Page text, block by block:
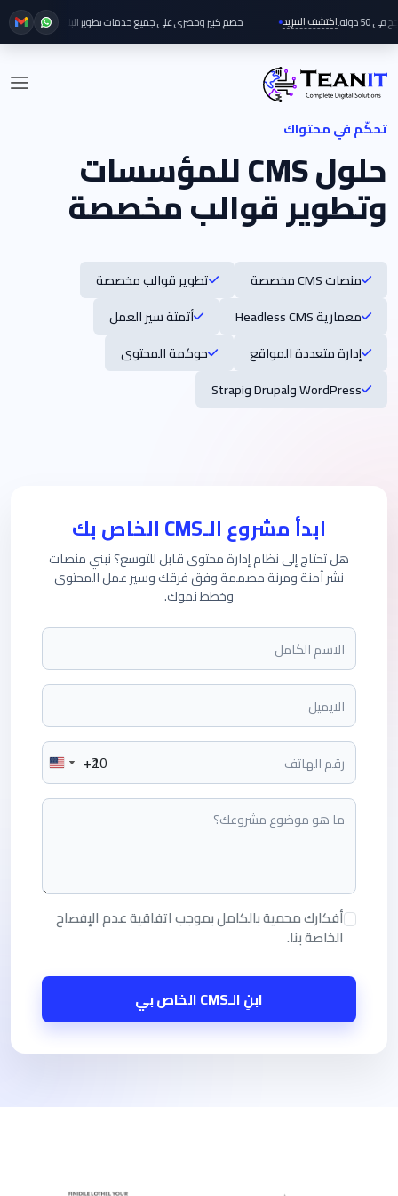
اكتشف المزيد خصم كبير وحصري على جميع خدمات تطوير البلوك تشين هذا الشهر!
تحكّم في محتواك
حلول CMS للمؤسسات
وتطوير قوالب مخصصة
منصات CMS مخصصة
تطوير قوالب مخصصة
معمارية Headless CMS
أتمتة سير العمل
إدارة متعددة المواقع
حوكمة المحتوى
WordPress وDrupal وStrapi
ابدأ مشروع الـCMS الخاص بك
هل تحتاج إلى نظام إدارة محتوى قابل للتوسع؟ نبني منصات
نشر آمنة ومرنة مصممة وفق فرقك وسير عمل المحتوى
وخطط نموك.
+20
+1
أفكارك محمية بالكامل بموجب اتفاقية عدم الإفصاح
الخاصة بنا.
ابنِ الـCMS الخاص بي